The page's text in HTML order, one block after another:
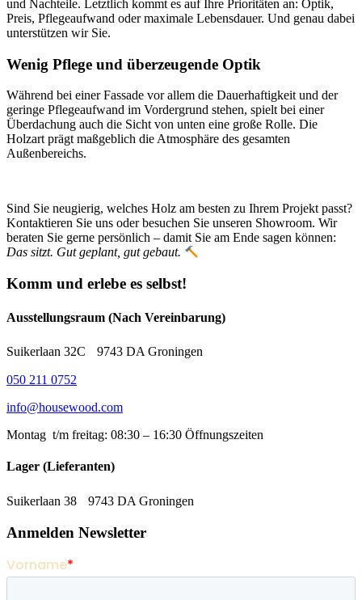
und Nachteile. Letztlich kommt es auf Ihre Prioritäten an: Optik,
Preis, Pflegeaufwand oder maximale Lebensdauer. Und genau dabei
unterstützen wir Sie.
Wenig Pflege und überzeugende Optik
Während bei einer Fassade vor allem die Dauerhaftigkeit und der
geringe Pflegeaufwand im Vordergrund stehen, spielt bei einer
Überdachung auch die Sicht von unten eine große Rolle. Die
Holzart prägt maßgeblich die Atmosphäre des gesamten
Außenbereichs.
Sind Sie neugierig, welches Holz am besten zu Ihrem Projekt passt?
Kontaktieren Sie uns oder besuchen Sie unseren Showroom. Wir
beraten Sie gerne persönlich – damit Sie am Ende sagen können:
Das sitzt. Gut geplant, gut gebaut.
Komm und erlebe es selbst!
Ausstellungsraum (Nach Vereinbarung)
Suikerlaan 32C 9743 DA Groningen
050 211 0752
info@housewood.com
Montag t/m freitag: 08:30 – 16:30 Öffnungszeiten
Lager (Lieferanten)
Suikerlaan 38 9743 DA Groningen
Anmelden Newsletter